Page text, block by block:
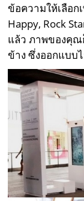
ข้อความให้เลือก
Happy, Rock
แล้ว ภาพของคุณ
ข้าง ซึ่งออกแบบ